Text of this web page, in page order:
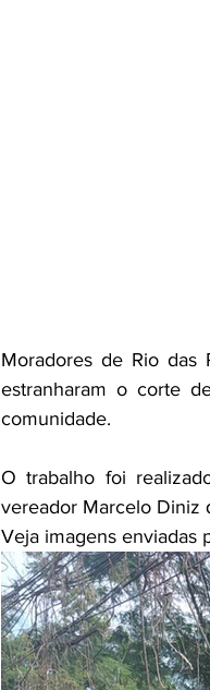
Moradores de Rio das
estranharam o corte
comunidade.
O trabalho foi
vereador Marcelo Diniz
Veja imagens enviadas